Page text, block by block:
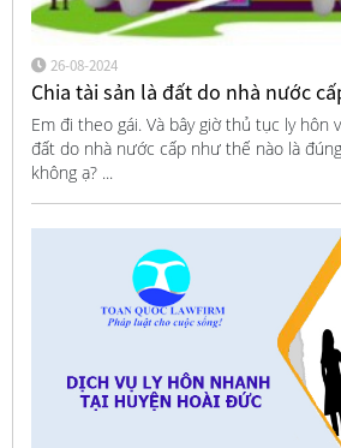
26-08-2024
Chia tài sản là đất do nhà nước
Em đi theo gái. Và bây giờ thủ tục ly hôn
đất do nhà nước cấp như thế nào là
không ạ? ...